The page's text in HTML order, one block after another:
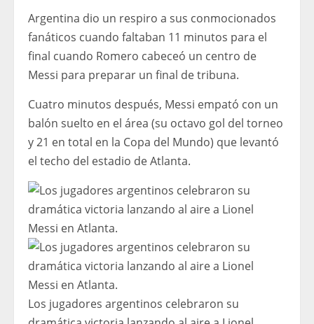
Argentina dio un respiro a sus conmocionados
fanáticos cuando faltaban 11 minutos para el
final cuando Romero cabeceó un centro de
Messi para preparar un final de tribuna.
Cuatro minutos después, Messi empató con un
balón suelto en el área (su octavo gol del torneo
y 21 en total en la Copa del Mundo) que levantó
el techo del estadio de Atlanta.
Los jugadores argentinos celebraron su